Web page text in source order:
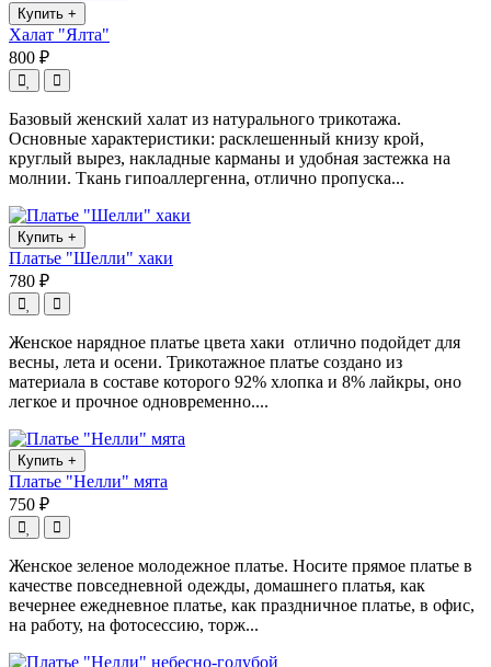
Купить +
Халат "Ялта"
800 ₽
Базовый женский халат из натурального трикотажа.
Основные характеристики: расклешенный книзу крой,
круглый вырез, накладные карманы и удобная застежка на
молнии. Ткань гипоаллергенна, отлично пропуска...
Купить +
Платье "Шелли" хаки
780 ₽
Женское нарядное платье цвета хаки отлично подойдет для
весны, лета и осени. Трикотажное платье создано из
материала в составе которого 92% хлопка и 8% лайкры, оно
легкое и прочное одновременно....
Купить +
Платье "Нелли" мята
750 ₽
Женское зеленое молодежное платье. Носите прямое платье в
качестве повседневной одежды, домашнего платья, как
вечернее ежедневное платье, как праздничное платье, в офис,
на работу, на фотосессию, торж...